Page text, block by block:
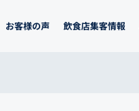
お客様の声 飲食店集客情報